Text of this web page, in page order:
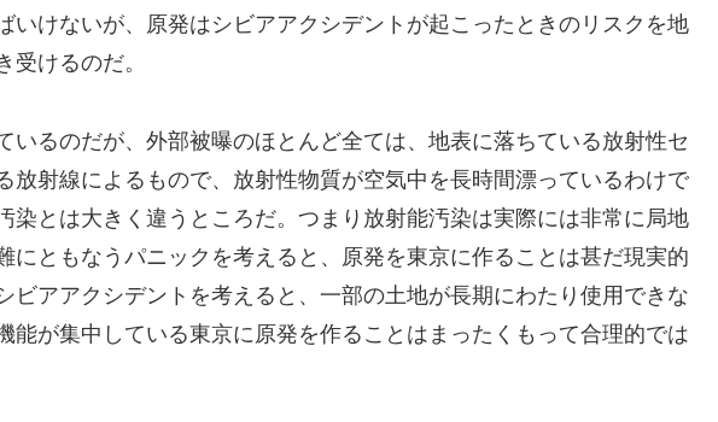
いけないが、原発はシビアアクシデントが起こったときのリスクを地
受けるのだ。
いるのだが、外部被曝のほとんど全ては、地表に落ちている放射性セ
放射線によるもので、放射性物質が空気中を長時間漂っているわけで
染とは大きく違うところだ。つまり放射能汚染は実際には非常に局地
にともなうパニックを考えると、原発を東京に作ることは甚だ現実的
ビアアクシデントを考えると、一部の土地が長期にわたり使用できな
能が集中している東京に原発を作ることはまったくもって合理的では